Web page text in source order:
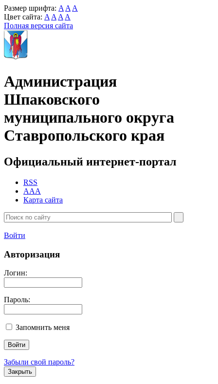
Размер шрифта: A A A
Цвет сайта: A A A A
Полная версия сайта
Администрация
Шпаковского
муниципального округа
Ставропольского края
Официальный интернет-портал
RSS
AAA
Карта сайта
Войти
Авторизация
Логин:
Пароль:
Запомнить меня
Забыли свой пароль?
Закрыть